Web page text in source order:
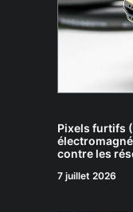
Pixels furtifs
contre les
7 juillet 2026